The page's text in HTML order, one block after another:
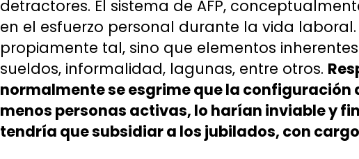
detractores. El sistema de AFP,
en el esfuerzo personal durante la vida laboral.
propiamente tal, sino que elementos
sueldos, informalidad, lagunas, entre otros.
normalmente se esgrime que la
menos personas activas, lo harían inviable y
tendría que subsidiar a los jubilados, con